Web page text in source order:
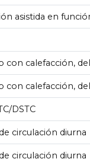
asistida en
con calefacción,
con calefacción,
DSTC
circulación diurna
circulación diurna